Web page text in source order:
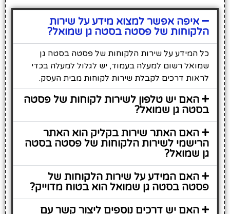
איפה אפשר למצוא מידע על שירות
הלקוחות של פסטה בסטה גן שמואל?
כל המידע על שירות הלקוחות של פסטה בסטה גן
שמואל רשום למעלה בעמוד, יש לגלול למעלה בכדי
לראות דרכים לקבלת שירות לקוחות מבית העסק.
האם יש טלפון לשירות לקוחות של פסטה
בסטה גן שמואל?
האם האתר שירות בקליק הוא האתר
הרישמי לשירות הלקוחות של פסטה בסטה
גן שמואל?
האם המידע על שירות הלקוחות של
פסטה בסטה גן שמואל הוא בטוח מדוייק?
האם יש דרכים נוספים ליצור קשר עם